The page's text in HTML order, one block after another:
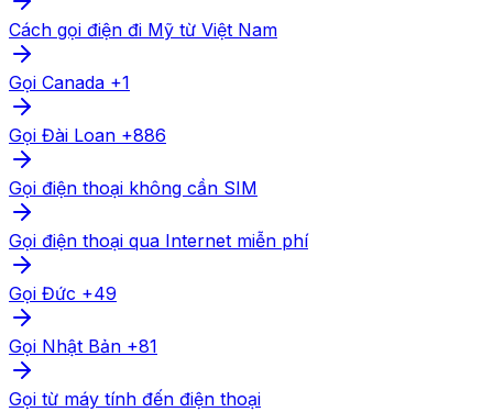
Cách gọi điện đi Mỹ từ Việt Nam
Gọi Canada +1
Gọi Đài Loan +886
Gọi điện thoại không cần SIM
Gọi điện thoại qua Internet miễn phí
Gọi Đức +49
Gọi Nhật Bản +81
Gọi từ máy tính đến điện thoại